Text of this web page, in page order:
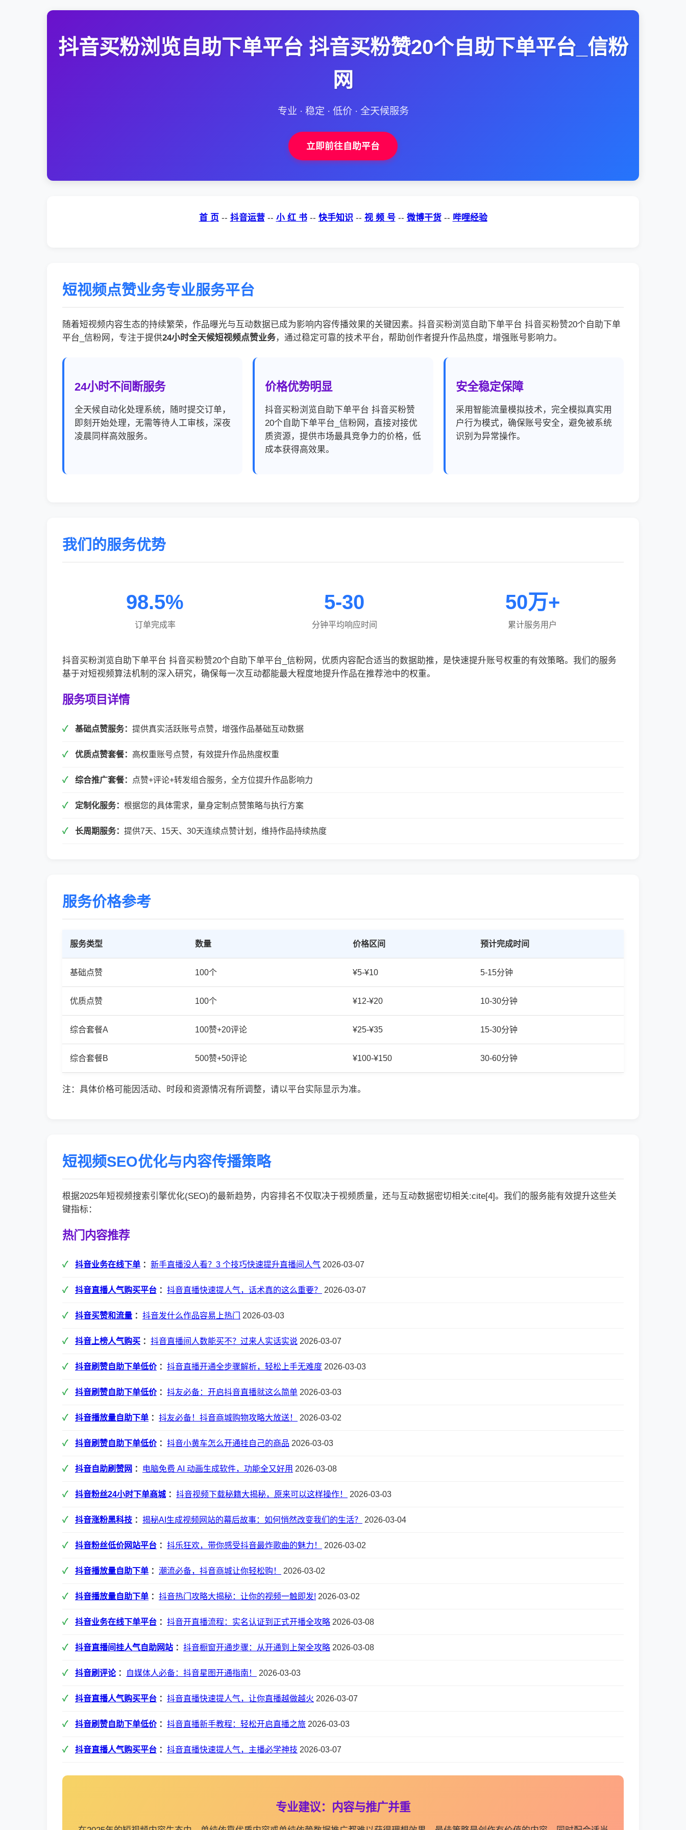
抖音买粉浏览自助下单平台 抖音买粉赞20个自助下单平台_信粉
网
专业 · 稳定 · 低价 · 全天候服务
立即前往自助平台
首 页 -- 抖音运营-- 小 红 书-- 快手知识 -- 视 频 号-- 微博干货-- 哔哩经验
短视频点赞业务专业服务平台
随着短视频内容生态的持续繁荣，作品曝光与互动数据已成为影响内容传播效果的关键因素。抖音买粉浏览自助下单平台 抖音买粉赞20个自助下单
平台_信粉网，专注于提供24小时全天候短视频点赞业务，通过稳定可靠的技术平台，帮助创作者提升作品热度，增强账号影响力。
24小时不间断服务
全天候自动化处理系统，随时提交订单，
即刻开始处理，无需等待人工审核，深夜
凌晨同样高效服务。
价格优势明显
抖音买粉浏览自助下单平台 抖音买粉赞
20个自助下单平台_信粉网，直接对接优
质资源，提供市场最具竞争力的价格，低
成本获得高效果。
安全稳定保障
采用智能流量模拟技术，完全模拟真实用
户行为模式，确保账号安全，避免被系统
识别为异常操作。
我们的服务优势
98.5%
订单完成率
5-30
分钟平均响应时间
50万+
累计服务用户
抖音买粉浏览自助下单平台 抖音买粉赞20个自助下单平台_信粉网，优质内容配合适当的数据助推，是快速提升账号权重的有效策略。我们的服务
基于对短视频算法机制的深入研究，确保每一次互动都能最大程度地提升作品在推荐池中的权重。
服务项目详情
基础点赞服务： 提供真实活跃账号点赞，增强作品基础互动数据
优质点赞套餐： 高权重账号点赞，有效提升作品热度权重
综合推广套餐： 点赞+评论+转发组合服务，全方位提升作品影响力
定制化服务： 根据您的具体需求，量身定制点赞策略与执行方案
长周期服务： 提供7天、15天、30天连续点赞计划，维持作品持续热度
服务价格参考
服务类型 数量 价格区间 预计完成时间
基础点赞 100个 ¥5-¥10 5-15分钟
优质点赞 100个 ¥12-¥20 10-30分钟
综合套餐A 100赞+20评论 ¥25-¥35 15-30分钟
综合套餐B 500赞+50评论 ¥100-¥150 30-60分钟
注：具体价格可能因活动、时段和资源情况有所调整，请以平台实际显示为准。
短视频SEO优化与内容传播策略
根据2025年短视频搜索引擎优化(SEO)的最新趋势，内容排名不仅取决于视频质量，还与互动数据密切相关:cite[4]。我们的服务能有效提升这些关
键指标：
热门内容推荐
抖音业务在线下单 ： 新手直播没人看？3 个技巧快速提升直播间人气 2026-03-07
抖音直播人气购买平台 ： 抖音直播快速提人气，话术真的这么重要？ 2026-03-07
抖音买赞和流量 ： 抖音发什么作品容易上热门 2026-03-03
抖音上榜人气购买 ： 抖音直播间人数能买不？过来人实话实说 2026-03-07
抖音刷赞自助下单低价： 抖音直播开通全步骤解析，轻松上手无难度 2026-03-03
抖音刷赞自助下单低价： 抖友必备：开启抖音直播就这么简单 2026-03-03
抖音播放量自助下单 ： 抖友必备！抖音商城购物攻略大放送！ 2026-03-02
抖音刷赞自助下单低价： 抖音小黄车怎么开通挂自己的商品 2026-03-03
抖音自助刷赞网 ： 电脑免费 AI 动画生成软件，功能全又好用 2026-03-08
抖音粉丝24小时下单商城： 抖音视频下载秘籍大揭秘，原来可以这样操作！ 2026-03-03
抖音涨粉黑科技 ： 揭秘AI生成视频网站的幕后故事：如何悄然改变我们的生活？ 2026-03-04
抖音粉丝低价网站平台 ： 抖乐狂欢，带你感受抖音最炸歌曲的魅力！ 2026-03-02
抖音播放量自助下单 ： 潮流必备，抖音商城让你轻松购！ 2026-03-02
抖音播放量自助下单 ： 抖音热门攻略大揭秘：让你的视频一触即发! 2026-03-02
抖音业务在线下单平台 ： 抖音开直播流程：实名认证到正式开播全攻略 2026-03-08
抖音直播间挂人气自助网站 ： 抖音橱窗开通步骤：从开通到上架全攻略 2026-03-08
抖音刷评论： 自媒体人必备：抖音星图开通指南！ 2026-03-03
抖音直播人气购买平台 ： 抖音直播快速提人气，让你直播越做越火 2026-03-07
抖音刷赞自助下单低价： 抖音直播新手教程：轻松开启直播之旅 2026-03-03
抖音直播人气购买平台 ： 抖音直播快速提人气，主播必学神技 2026-03-07
专业建议：内容与推广并重